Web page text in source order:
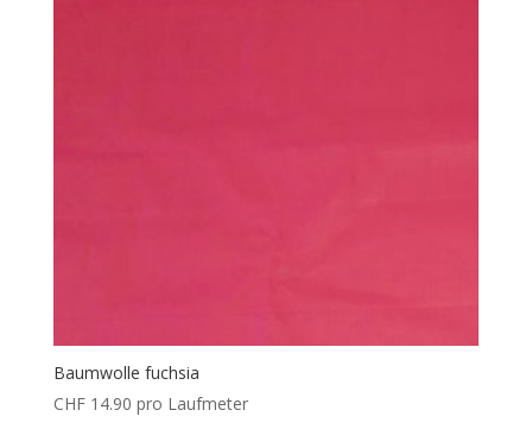
Baumwolle fuchsia
CHF14.90 pro Laufmeter